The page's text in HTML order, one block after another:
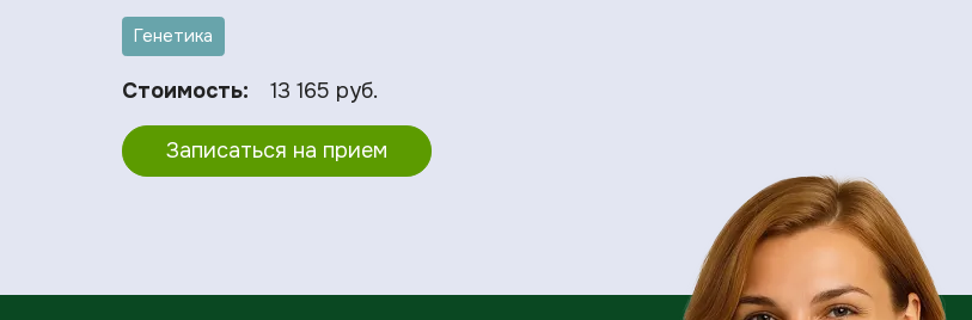
Генетика
Стоимость: 13 165 руб.
Записаться на прием